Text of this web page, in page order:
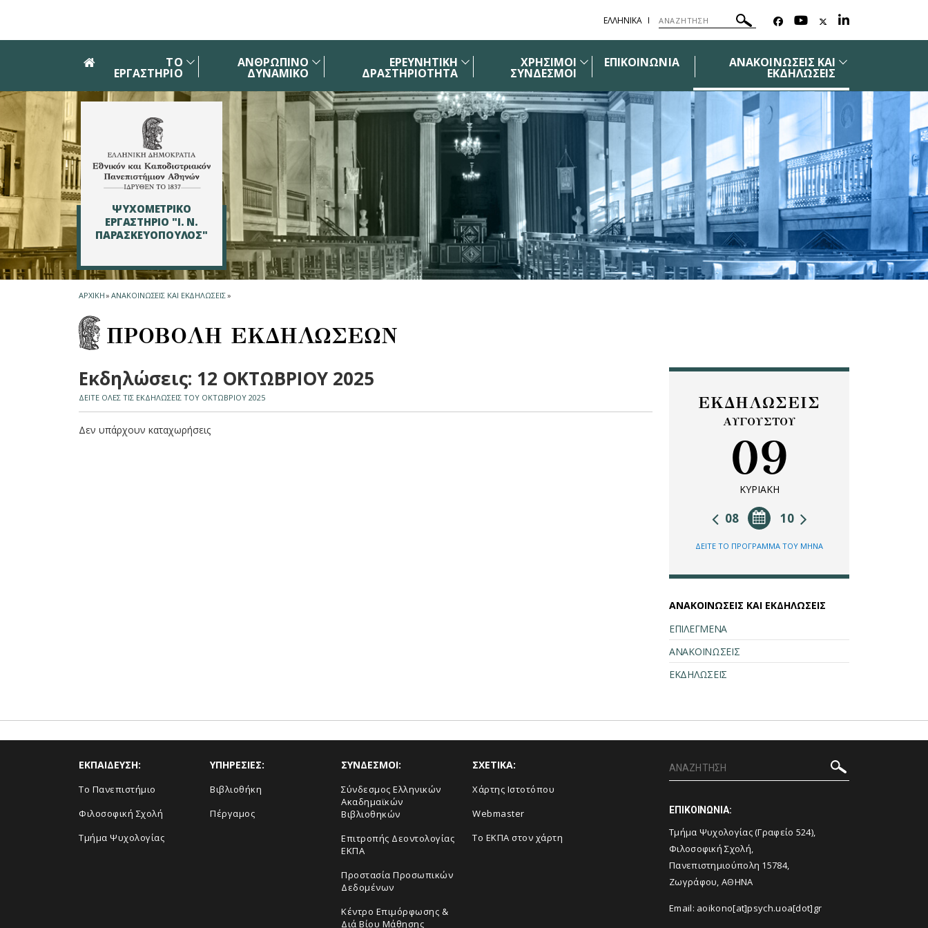
ΕΛΛΗΝΙΚΑ
ΤΟ
ΕΡΓΑΣΤΗΡΙΟ
ΑΝΘΡΩΠΙΝΟ
ΔΥΝΑΜΙΚΟ
ΕΡΕΥΝΗΤΙΚΗ
ΔΡΑΣΤΗΡΙΟΤΗΤΑ
ΧΡΗΣΙΜΟΙ
ΣΥΝΔΕΣΜΟΙ
ΕΠΙΚΟΙΝΩΝΙΑ ΑΝΑΚΟΙΝΩΣΕΙΣ ΚΑΙ
ΕΚΔΗΛΩΣΕΙΣ
ΨΥΧΟΜΕΤΡΙΚΟ
ΕΡΓΑΣΤΗΡΙΟ "Ι. Ν.
ΠΑΡΑΣΚΕΥΟΠΟΥΛΟΣ"
ΑΡΧΙΚΗ» ΑΝΑΚΟΙΝΩΣΕΙΣ ΚΑΙ ΕΚΔΗΛΩΣΕΙΣ»
ΠΡΟΒΟΛΗ ΕΚΔΗΛΩΣΕΩΝ
Εκδηλώσεις: 12 ΟΚΤΩΒΡΙΟΥ 2025
ΔΕΙΤΕ ΟΛΕΣ ΤΙΣ ΕΚΔΗΛΩΣΕΙΣ ΤΟΥ ΟΚΤΩΒΡΙΟΥ 2025
Δεν υπάρχουν καταχωρήσεις
ΕΚΔΗΛΩΣΕΙΣ
ΑΥΓΟΥΣΤΟΥ
09
ΚΥΡΙΑΚΗ
10
08
ΔΕΙΤΕ ΤΟ ΠΡΟΓΡΑΜΜΑ ΤΟΥ ΜΗΝΑ
ΑΝΑΚΟΙΝΩΣΕΙΣ ΚΑΙ ΕΚΔΗΛΩΣΕΙΣ
ΕΠΙΛΕΓΜΕΝΑ
ΑΝΑΚΟΙΝΩΣΕΙΣ
ΕΚΔΗΛΩΣΕΙΣ
ΕΚΠΑΙΔΕΥΣΗ:
Το Πανεπιστήμιο
Φιλοσοφική Σχολή
Τμήμα Ψυχολογίας
ΥΠΗΡΕΣΙΕΣ:
Βιβλιοθήκη
Πέργαμος
ΣΥΝΔΕΣΜΟΙ:
Σύνδεσμος Ελληνικών
Ακαδημαϊκών
Βιβλιοθηκών
Επιτροπής Δεοντολογίας
ΕΚΠΑ
Προστασία Προσωπικών
Δεδομένων
Κέντρο Επιμόρφωσης &
Διά Βίου Μάθησης
ΣΧΕΤΙΚΑ:
Χάρτης Ιστοτόπου
Webmaster
Το ΕΚΠΑ στον χάρτη
ΕΠΙΚΟΙΝΩΝΙΑ:
Τμήμα Ψυχολογίας (Γραφείο 524),
Φιλοσοφική Σχολή,
Πανεπιστημιούπολη 15784,
Ζωγράφου, ΑΘΗΝΑ
Email: aoikono[at]psych.uoa[dot]gr